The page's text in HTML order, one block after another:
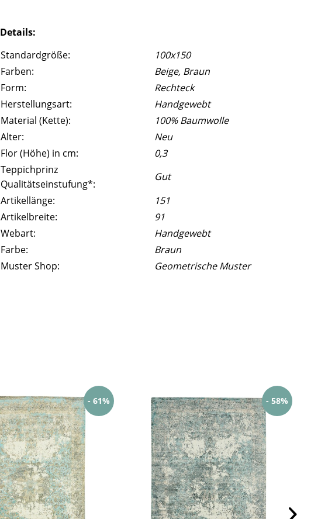
Details:
Standardgröße:
100x150
Farben:
Beige, Braun
Form:
Rechteck
Herstellungsart:
Handgewebt
Material (Kette):
100% Baumwolle
Alter:
Neu
Flor (Höhe) in cm:
0,3
Teppichprinz
Qualitätseinstufung*:
Gut
Artikellänge:
151
Artikelbreite:
91
Webart:
Handgewebt
Farbe:
Braun
Muster Shop:
Geometrische Muster
- 61% - 58%